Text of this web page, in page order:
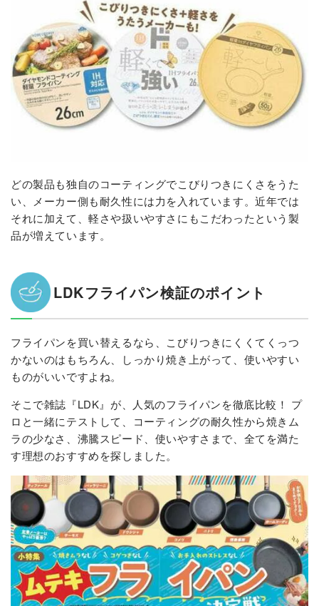
どの製品も独自のコーティングでこびりつきにくさをうた
い、メーカー側も耐久性には力を入れています。近年では
それに加えて、軽さや扱いやすさにもこだわったという製
品が増えています。
LDKフライパン検証のポイント
フライパンを買い替えるなら、こびりつきにくくてくっつ
かないのはもちろん、しっかり焼き上がって、使いやすい
ものがいいですよね。
そこで雑誌『LDK』が、人気のフライパンを徹底比較！ プ
ロと一緒にテストして、コーティングの耐久性から焼きム
ラの少なさ、沸騰スピード、使いやすさまで、全てを満た
す理想のおすすめを探しました。